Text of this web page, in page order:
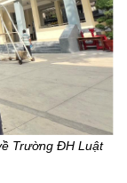
Trường ĐH Luật